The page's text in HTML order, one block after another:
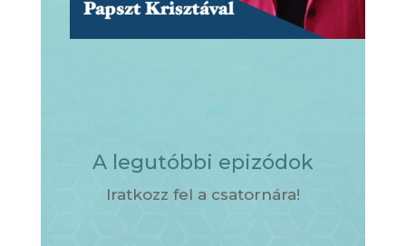
A legutóbbi epizódok
Iratkozz fel a csatornára!